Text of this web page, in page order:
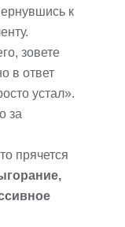
к
зовете
в ответ
устал».
за
прячется